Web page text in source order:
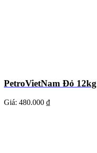
PetroVietNam Đỏ 12kg
Giá: 480.000 ₫